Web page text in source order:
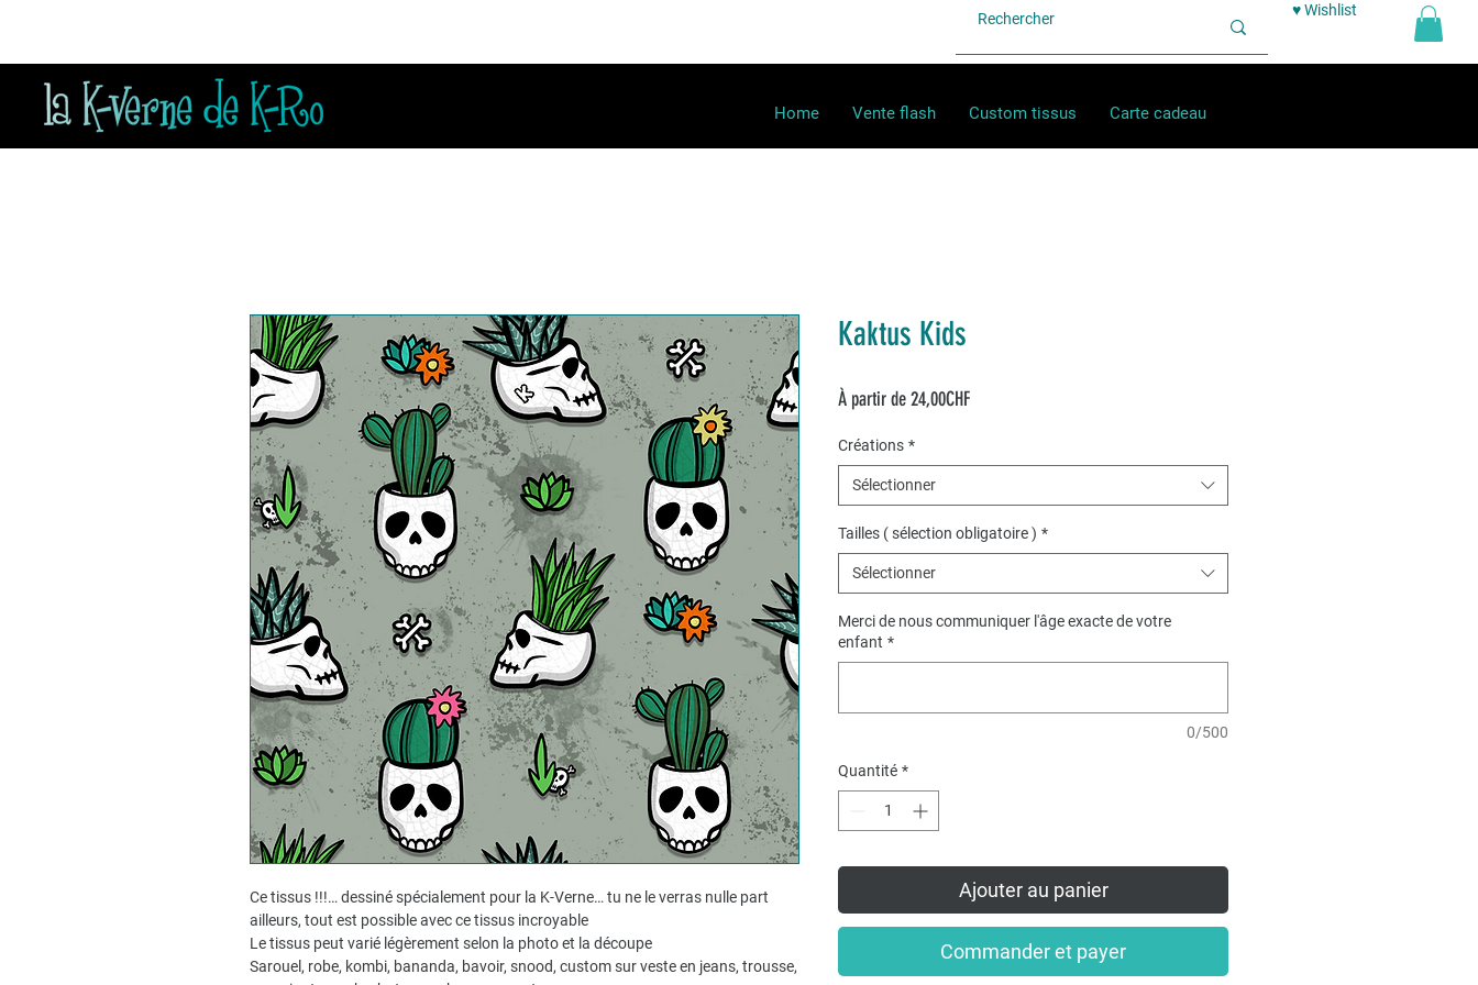
♥ Wishlist
Home Vente flash Custom tissus Carte cadeau
Ce tissus !!!… dessiné spécialement pour la K-Verne… tu ne le verras nulle part
ailleurs, tout est possible avec ce tissus incroyable
Le tissus peut varié légèrement selon la photo et la découpe
Sarouel, robe, kombi, bananda, bavoir, snood, custom sur veste en jeans, trousse,
Kaktus Kids
À partir de24,00CHFPrix
Créations *
Sélectionner
Tailles ( sélection obligatoire ) *
Sélectionner
Merci de nous communiquer l'âge exacte de votre
enfant *
0/500
Quantité *
Ajouter au panier
Commander et payer